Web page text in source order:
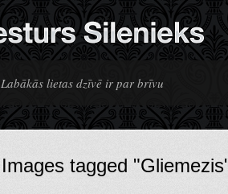
Labākās lietas dzīvē ir par brīvu
Images tagged